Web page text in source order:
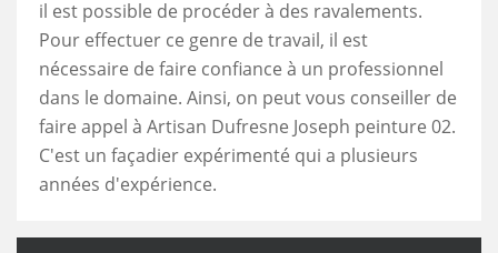
il est possible de procéder à des ravalements.
Pour effectuer ce genre de travail, il est
nécessaire de faire confiance à un professionnel
dans le domaine. Ainsi, on peut vous conseiller de
faire appel à Artisan Dufresne Joseph peinture 02.
C'est un façadier expérimenté qui a plusieurs
années d'expérience.